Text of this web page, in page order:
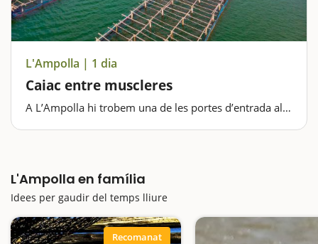
L'Ampolla | 1 dia
Caiac entre muscleres
A L’Ampolla hi trobem una de les portes d’entrada al
L'Ampolla en família
Idees per gaudir del temps lliure
Recomanat